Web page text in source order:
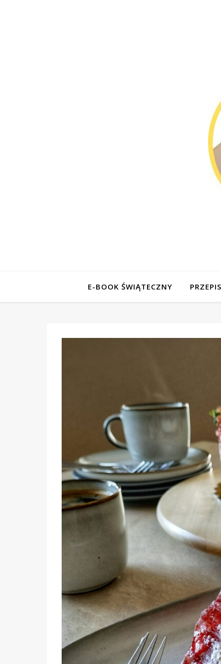
E-BOOK ŚWIĄTECZNY